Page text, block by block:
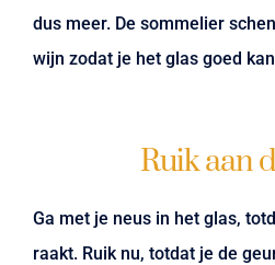
dus meer. De sommelier
wijn zodat je het glas goed
Ruik aan
Ga met je neus in het glas,
raakt. Ruik nu, totdat je de